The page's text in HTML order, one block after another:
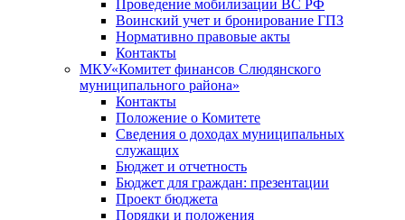
Проведение мобилизации ВС РФ
Воинский учет и бронирование ГПЗ
Нормативно правовые акты
Контакты
МКУ«Комитет финансов Слюдянского
муниципального района»
Контакты
Положение о Комитете
Сведения о доходах муниципальных
служащих
Бюджет и отчетность
Бюджет для граждан: презентации
Проект бюджета
Порядки и положения